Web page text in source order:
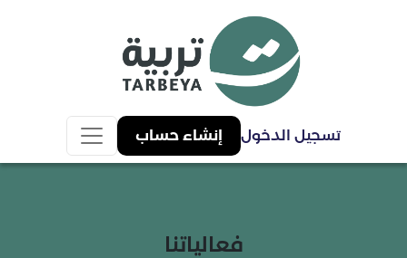
تسجيل الدخول إنشاء حساب
فعالياتنا